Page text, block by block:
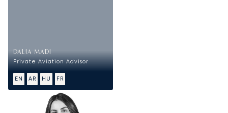
DALIA MADI
Private Aviation Advisor
EN AR HU FR